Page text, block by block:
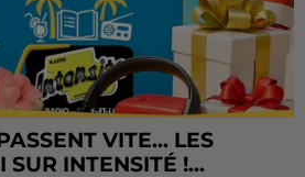
VITE... LES
INTENSITÉ !...